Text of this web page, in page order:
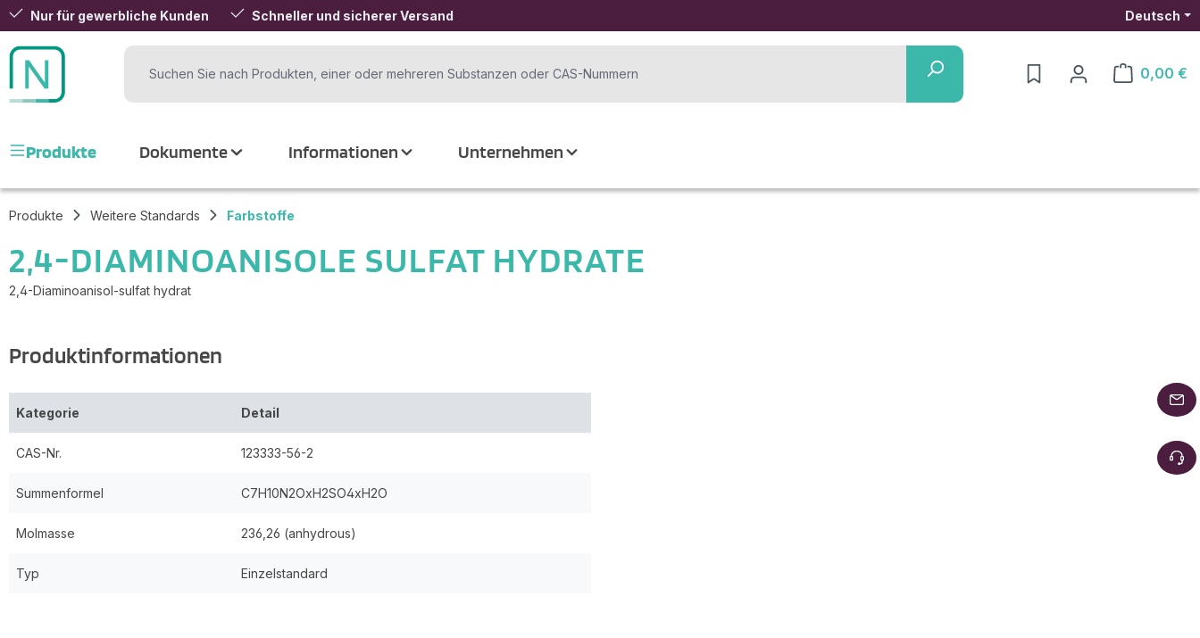
Hauptinhalt springen
Zur Suche springen
Zur Hauptnavigation springen
Nur für gewerbliche Kunden Schneller und sicherer Versand Deutsch
0,00 €
Warenkorb
Produkte Dokumente Informationen Unternehmen
Produkte Weitere Standards Farbstoffe
2,4-DIAMINOANISOLE SULFAT HYDRATE
2,4-Diaminoanisol-sulfat hydrat
Produktinformationen
Kategorie Detail
CAS-Nr. 123333-56-2
Summenformel C7H10N2OxH2SO4xH2O
Molmasse 236,26 (anhydrous)
Typ Einzelstandard